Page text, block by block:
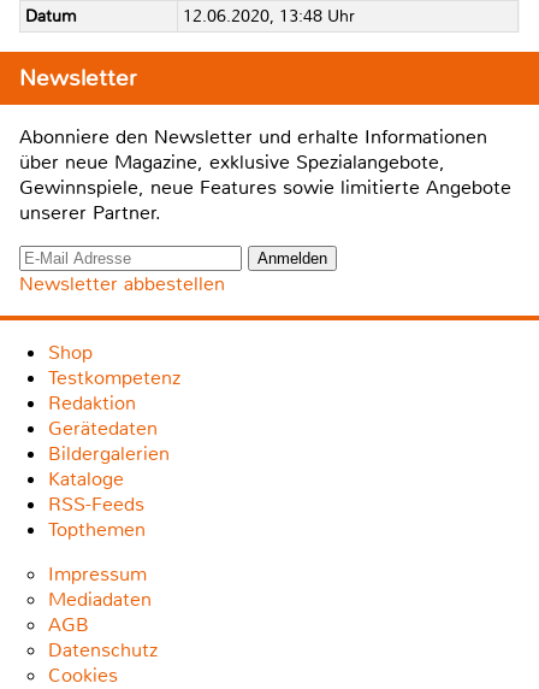
Datum
12.06.2020, 13:48 Uhr
Newsletter
Abonniere den Newsletter und erhalte Informationen
über neue Magazine, exklusive Spezialangebote,
Gewinnspiele, neue Features sowie limitierte Angebote
unserer Partner.
Newsletter abbestellen
Shop
Testkompetenz
Redaktion
Gerätedaten
Bildergalerien
Kataloge
RSS-Feeds
Topthemen
Impressum
Mediadaten
AGB
Datenschutz
Cookies